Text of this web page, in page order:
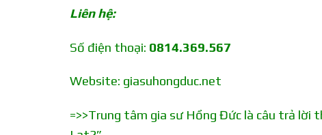
Liên hệ:
Số điện thoại: 0814.369.567
Website: giasuhongduc.net
=>>Trung tâm gia sư Hồng Đức là câu trả lời